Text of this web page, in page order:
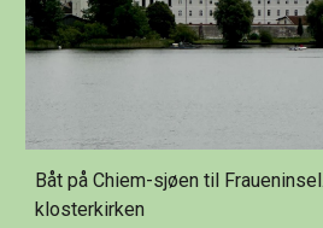
Båt på Chiem-sjøen til
klosterkirken